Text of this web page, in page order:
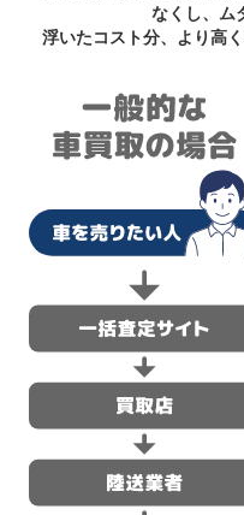
なくし、ム
浮いたコスト分、より高